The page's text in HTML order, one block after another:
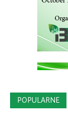
POPULARNE